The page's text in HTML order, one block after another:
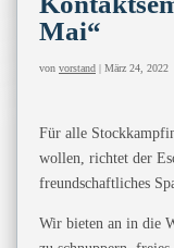
Mai“
von vorstand | März 24, 2022
Für alle
wollen, richtet der
freundschaftliches
Wir bieten an in die